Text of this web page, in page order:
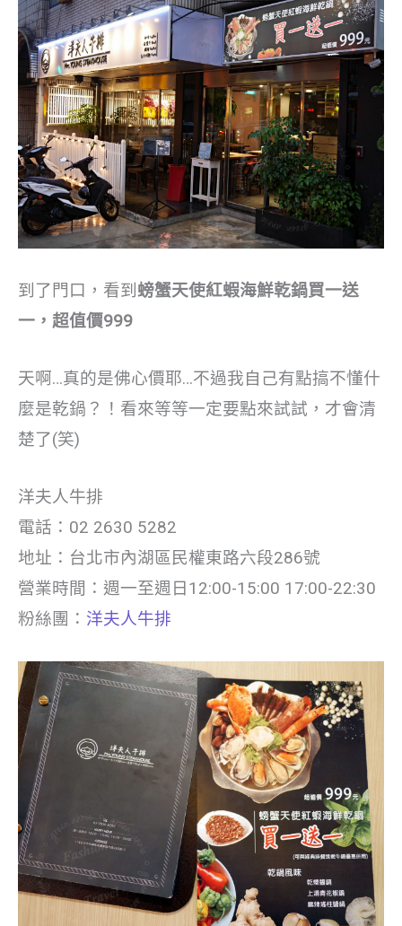
到了門口，看到 螃蟹天使紅蝦海鮮乾鍋買一送
一，超值價999
天啊…真的是佛心價耶…不過我自己有點搞不懂什
麼是乾鍋？！看來等等一定要點來試試，才會清
楚了(笑)
洋夫人牛排
電話：02 2630 5282
地址：台北市內湖區民權東路六段286號
營業時間：週一至週日12:00-15:00 17:00-22:30
粉絲團： 洋夫人牛排